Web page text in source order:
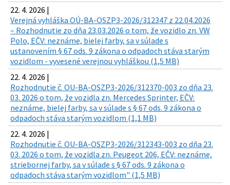
22. 4. 2026 |
Verejná vyhláška OÚ-BA-OSZP3-2026/312347 z 22.04.2026
– Rozhodnutie zo dňa 23.03.2026 o tom, že vozidlo zn. VW
Polo, EČV: neznáme, bielej farby, sa v súlade s
ustanovením § 67 ods. 9 zákona o odpadoch stáva starým
vozidlom - vyvesené verejnou vyhláškou (1,5 MB)
22. 4. 2026 |
Rozhodnutie č. OU-BA-OSZP3-2026/312370-003 zo dňa 23.
03. 2026 o tom, že vozidla zn. Mercedes Sprinter, EČV:
neznáme, bielej farby, sa v súlade s § 67 ods. 9 zákona o
odpadoch stáva starým vozidlom (1,1 MB)
22. 4. 2026 |
Rozhodnutie č. OU-BA-OSZP3-2026/312343-003 zo dňa 23.
03. 2026 o tom, že vozidla zn. Peugeot 206, EČV: neznáme,
striebornej farby, sa v súlade s § 67 ods. 9 zákona o
odpadoch stáva starým vozidlom" (1,5 MB)